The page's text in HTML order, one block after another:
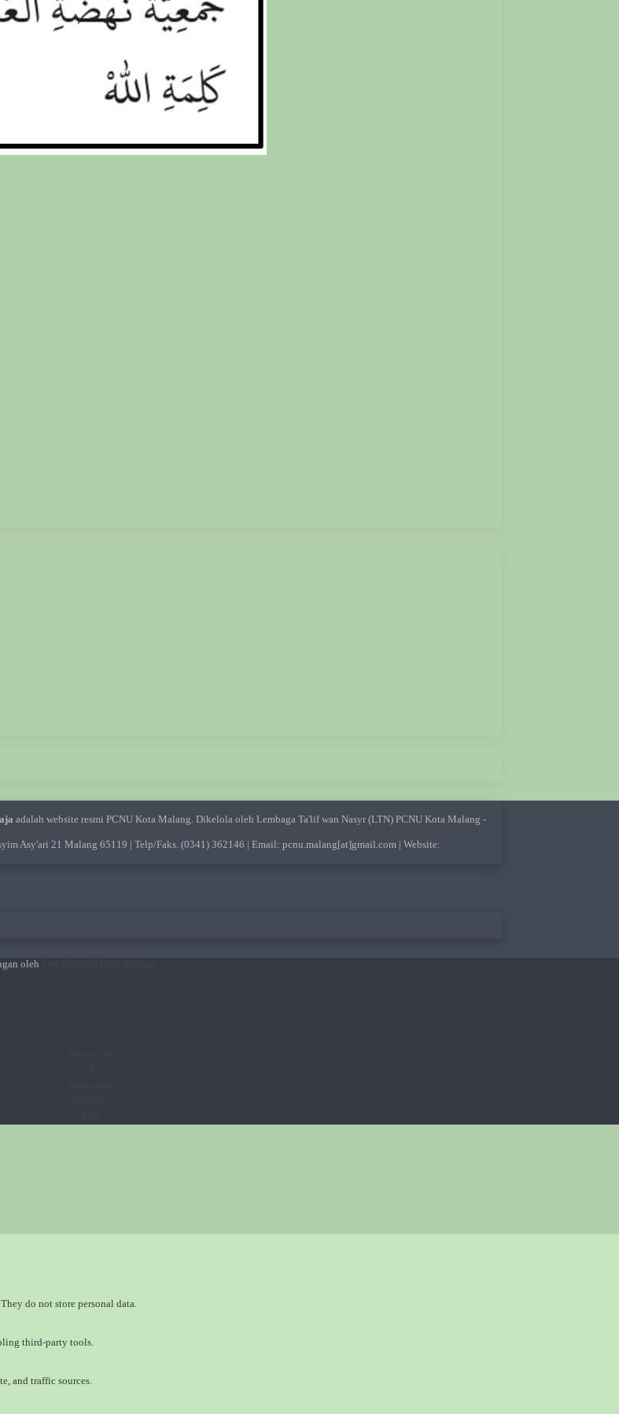
adalah website resmi PCNU Kota Malang. Dikelola oleh Lembaga Ta'lif wan Nasyr (LTN) PCNU Kota Malang -
Asy'ari 21 Malang 65119 | Telp/Faks. (0341) 362146 | Email: pcnu.malang[at]gmail.com | Website:
oleh
do not store personal data.
third-party tools.
and traffic sources.